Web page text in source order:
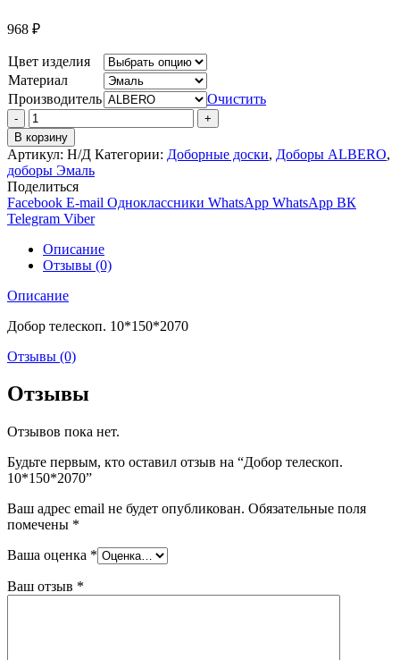
968 ₽
Цвет изделия
Материал
Производитель
Очистить
Количество
товара
Добор
телескоп.
10*150*2070
В корзину
Артикул: Н/Д Категории: Доборные доски, Доборы ALBERO,
доборы Эмаль
Поделиться
Facebook E-mail Одноклассники WhatsApp WhatsApp ВК
Telegram Viber
Описание
Отзывы (0)
Описание
Добор телескоп. 10*150*2070
Отзывы (0)
Отзывы
Отзывов пока нет.
Будьте первым, кто оставил отзыв на “Добор телескоп.
10*150*2070”
Ваш адрес email не будет опубликован. Обязательные поля
помечены *
Ваша оценка *
Ваш отзыв *